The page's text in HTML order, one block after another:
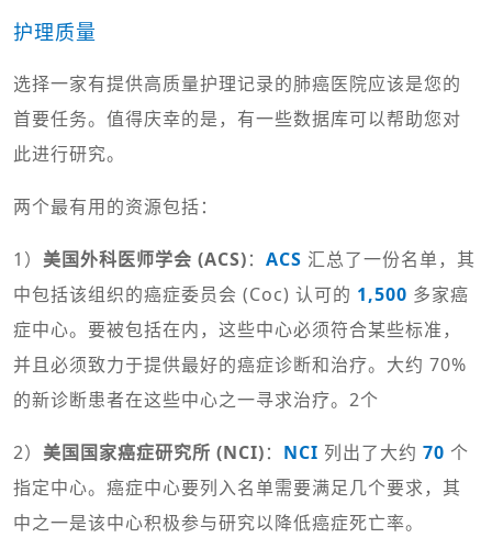
护理质量
选择一家有提供高质量护理记录的肺癌医院应该是您的
首要任务。值得庆幸的是，有一些数据库可以帮助您对
此进行研究。
两个最有用的资源包括：
1） 美国外科医师学会 (ACS)： ACS 汇总了一份名单，其
中包括该组织的癌症委员会 (Coc) 认可的 1,500 多家癌
症中心。要被包括在内，这些中心必须符合某些标准，
并且必须致力于提供最好的癌症诊断和治疗。大约 70%
的新诊断患者在这些中心之一寻求治疗。2个
2） 美国国家癌症研究所 (NCI)： NCI 列出了大约 70 个
指定中心。癌症中心要列入名单需要满足几个要求，其
中之一是该中心积极参与研究以降低癌症死亡率。